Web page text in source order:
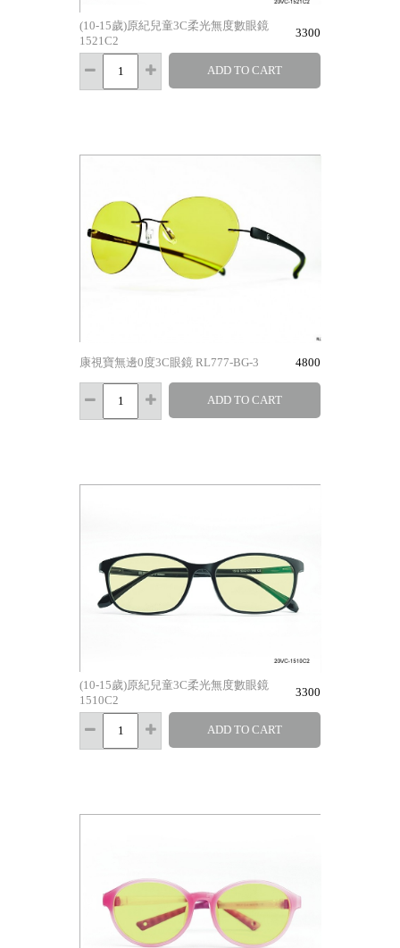
(10-15歲)原紀兒童3C柔光無度數眼鏡
1521C2
3300
ADD TO CART
康視寶無邊0度3C眼鏡 RL777-BG-3 4800
ADD TO CART
(10-15歲)原紀兒童3C柔光無度數眼鏡
1510C2
3300
ADD TO CART